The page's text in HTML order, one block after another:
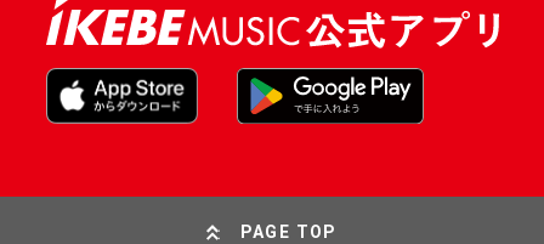
PAGE TOP